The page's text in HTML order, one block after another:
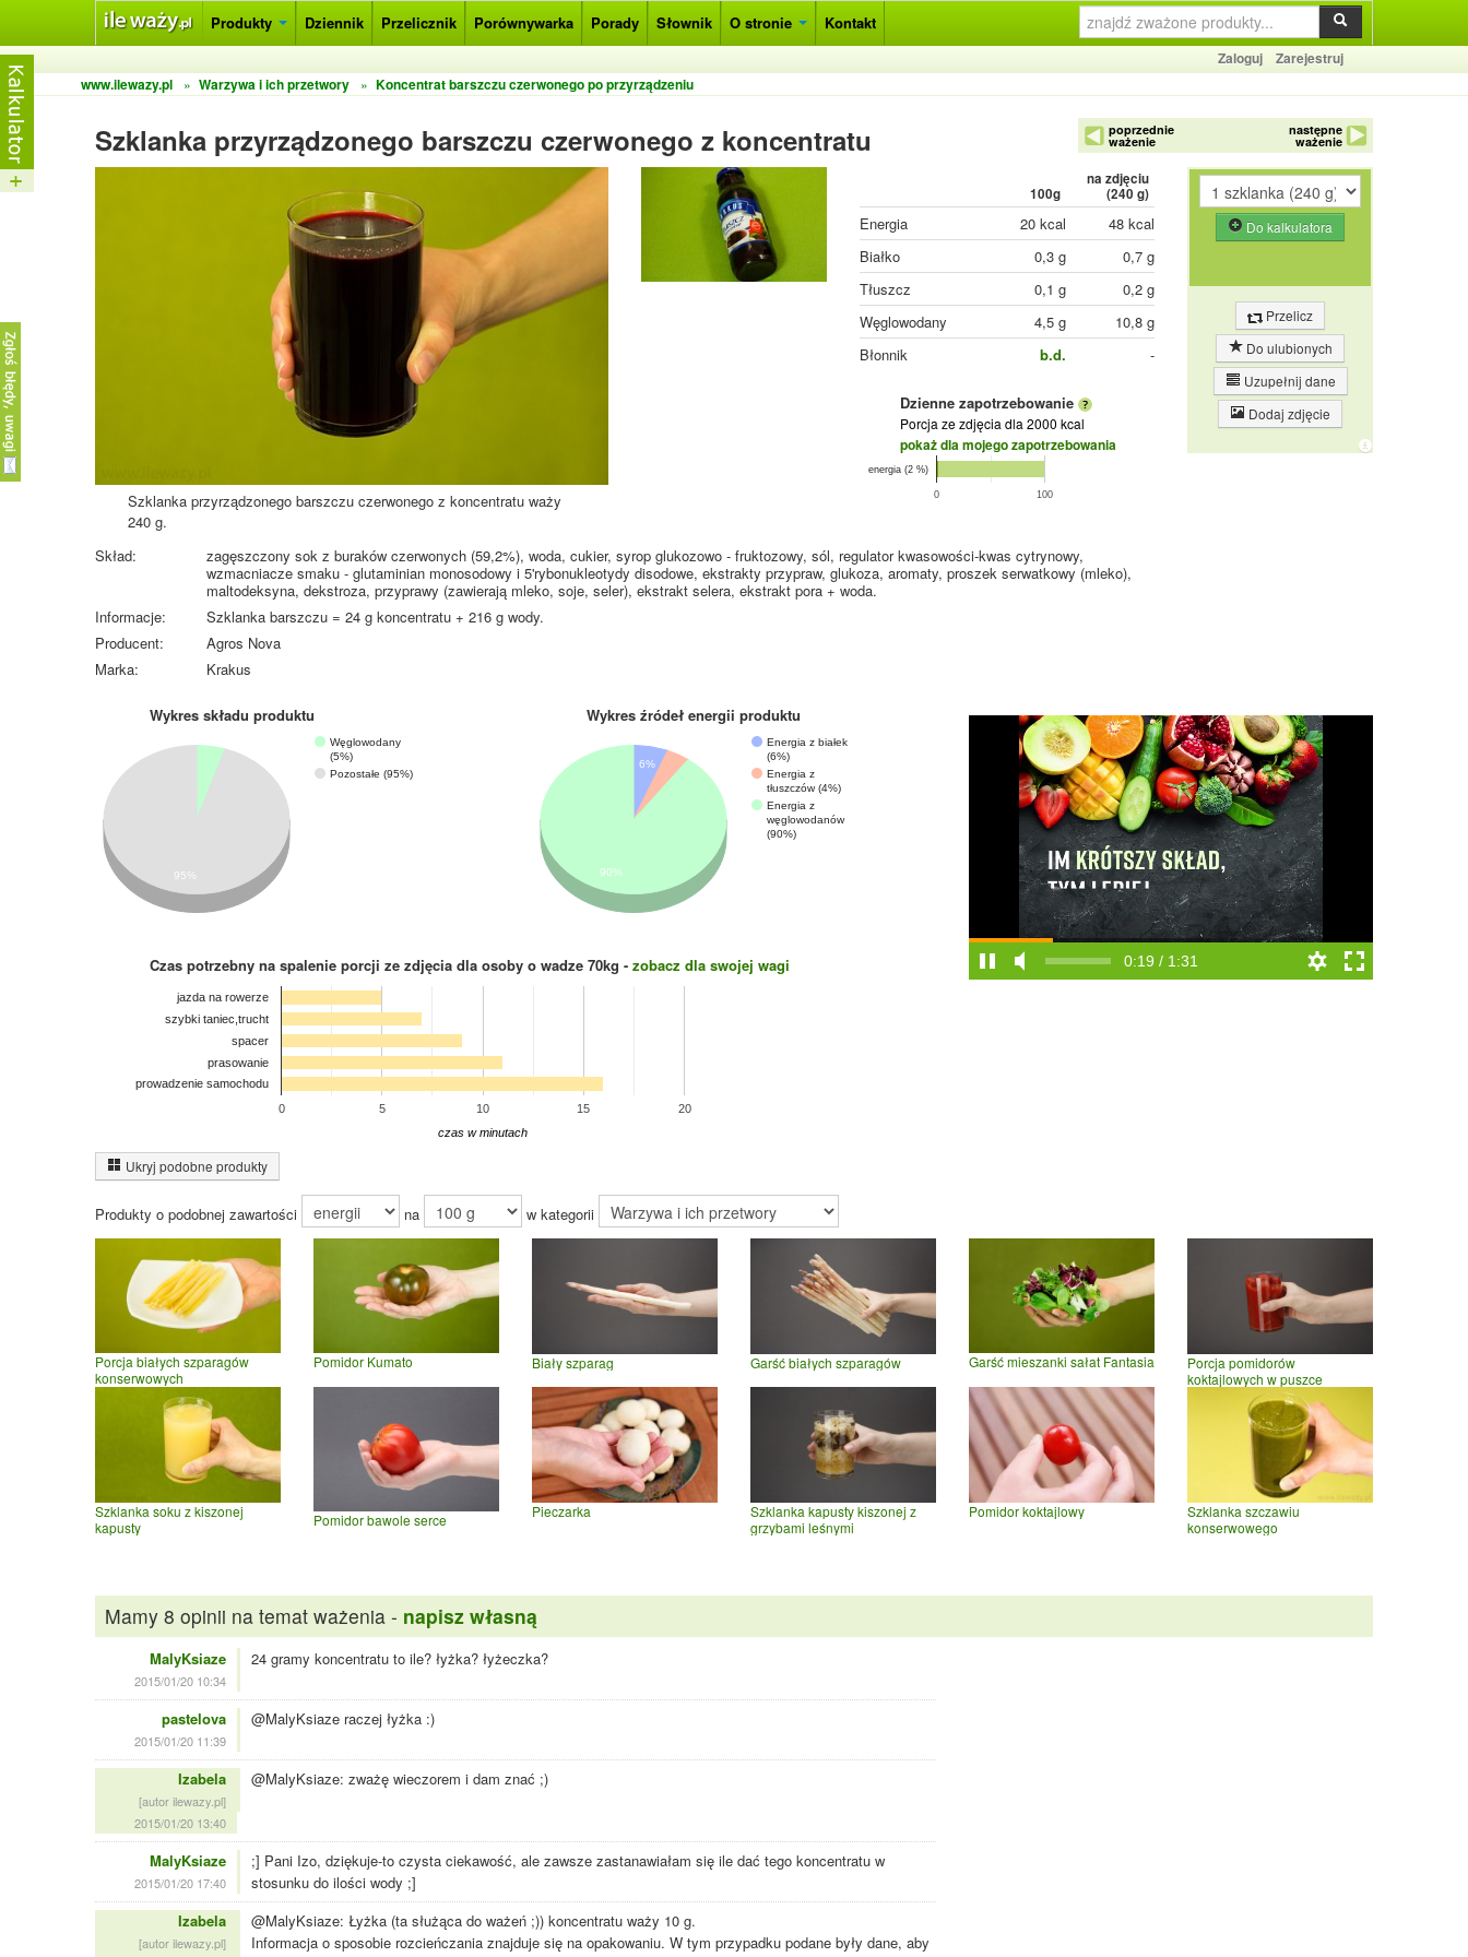
Produkty Dziennik Przelicznik Porównywarka Porady Słownik O stronie Kontakt
Zaloguj
Zarejestruj
www.ilewazy.pl
» Warzywa i ich przetwory » Koncentrat barszczu czerwonego po przyrządzeniu
Szklanka przyrządzonego barszczu czerwonego z koncentratu poprzednie
ważenie
następne
ważenie
Szklanka przyrządzonego barszczu czerwonego z koncentratu waży
240 g.
100g
na zdjęciu
(240 g)
Energia 20 kcal
48 kcal
Białko
0,3 g
0,7 g
Tłuszcz
0,1 g
0,2 g
Węglowodany
4,5 g
10,8 g
Błonnik
b.d. -
Dzienne zapotrzebowanie
Porcja ze zdjęcia dla 2000 kcal
pokaż dla mojego zapotrzebowania
0 100
energia (2 %)
Do kalkulatora
Przelicz
Do ulubionych
Uzupełnij dane
Dodaj zdjęcie
Skład:
zagęszczony sok z buraków czerwonych (59,2%), woda, cukier, syrop glukozowo - fruktozowy, sól, regulator kwasowości-kwas cytrynowy,
wzmacniacze smaku - glutaminian monosodowy i 5'rybonukleotydy disodowe, ekstrakty przypraw, glukoza, aromaty, proszek serwatkowy (mleko),
maltodeksyna, dekstroza, przyprawy (zawierają mleko, soje, seler), ekstrakt selera, ekstrakt pora + woda.
Informacje:
Szklanka barszczu = 24 g koncentratu + 216 g wody.
Producent:
Agros Nova
Marka:
Krakus
Wykres składu produktu
Węglowodany
(5%)
Pozostałe (95%)
95%
Wykres źródeł energii produktu
Energia z białek
(6%)
Energia z
tłuszczów (4%)
Energia z
węglowodanów
(90%)
6%
90%
Czas potrzebny na spalenie porcji ze zdjęcia dla osoby o wadze 70kg - zobacz dla swojej wagi
0 5 10 15 20
jazda na rowerze
szybki taniec,trucht
spacer
prasowanie
prowadzenie samochodu
czas w minutach
0:19 / 1:31
Ukryj podobne produkty
Produkty o podobnej zawartości na w kategorii
Porcja białych szparagów
konserwowych
Pomidor Kumato Biały szparag Garść białych szparagów Garść mieszanki sałat Fantasia
Porcja pomidorów
koktajlowych w puszce
Szklanka soku z kiszonej
kapusty
Pomidor bawole serce Pieczarka
Szklanka kapusty kiszonej z
grzybami leśnymi
Pomidor koktajlowy
Szklanka szczawiu
konserwowego
Mamy 8 opinii na temat ważenia - napisz własną
MalyKsiaze
2015/01/20 10:34
24 gramy koncentratu to ile? łyżka? łyżeczka?
pastelova
2015/01/20 11:39
@MalyKsiaze raczej łyżka :)
Izabela
[autor ilewazy.pl]
2015/01/20 13:40
@MalyKsiaze: zważę wieczorem i dam znać ;)
MalyKsiaze
2015/01/20 17:40
;] Pani Izo, dziękuje-to czysta ciekawość, ale zawsze zastanawiałam się ile dać tego koncentratu w
stosunku do ilości wody ;]
Izabela
[autor ilewazy.pl]
@MalyKsiaze: Łyżka (ta służąca do ważeń ;)) koncentratu waży 10 g.
Informacja o sposobie rozcieńczania znajduje się na opakowaniu. W tym przypadku podane były dane, aby